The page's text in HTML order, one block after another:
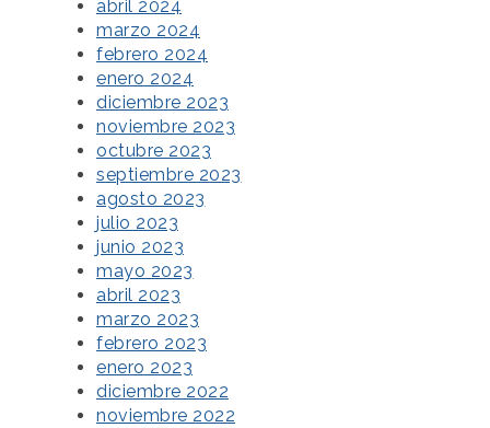
abril 2024
marzo 2024
febrero 2024
enero 2024
diciembre 2023
noviembre 2023
octubre 2023
septiembre 2023
agosto 2023
julio 2023
junio 2023
mayo 2023
abril 2023
marzo 2023
febrero 2023
enero 2023
diciembre 2022
noviembre 2022